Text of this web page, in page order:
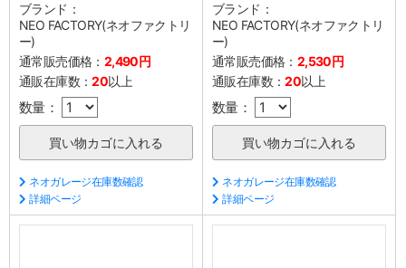
ブランド：
NEO FACTORY(ネオファクトリ
ー)
通常販売価格： 2,490円
通販在庫数：20以上
数量：
ネオガレージ在庫数確認
詳細ページ
ブランド：
NEO FACTORY(ネオファクトリ
ー)
通常販売価格： 2,530円
通販在庫数：20以上
数量：
ネオガレージ在庫数確認
詳細ページ